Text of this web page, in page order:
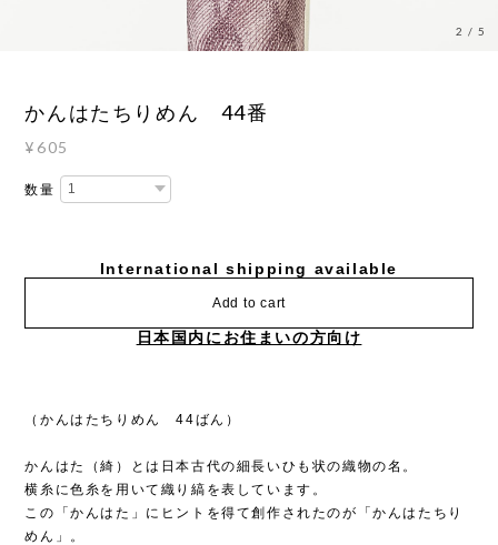
3 /5
かんはたちりめん 44番
¥605
数量
International shipping available
Add to cart
日本国内にお住まいの方向け
（かんはたちりめん 44ばん）
かんはた（綺）とは日本古代の細長いひも状の織物の名。
横糸に色糸を用いて織り縞を表しています。
この「かんはた」にヒントを得て創作されたのが「かんはたちり
めん」。